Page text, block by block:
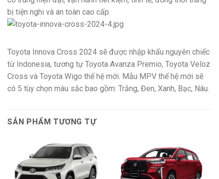
bị tiện nghi và an toàn cao cấp.
Toyota Innova Cross 2024 sẽ được nhập khẩu nguyên chiếc
từ Indonesia, tương tự Toyota Avanza Premio, Toyota Veloz
Cross và Toyota Wigo thế hệ mới. Mẫu MPV thế hệ mới sẽ
có 5 tùy chọn màu sắc bao gồm: Trắng, Đen, Xanh, Bạc, Nâu.
SẢN PHẨM TƯƠNG TỰ